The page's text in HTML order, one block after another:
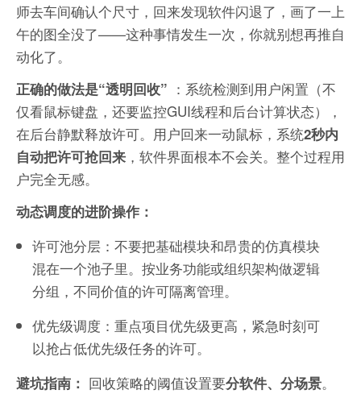
师去车间确认个尺寸，回来发现软件闪退了，画了一上
午的图全没了——这种事情发生一次，你就别想再推自
动化了。
正确的做法是“透明回收” ：系统检测到用户闲置（不
仅看鼠标键盘，还要监控GUI线程和后台计算状态），
在后台静默释放许可。用户回来一动鼠标，系统2秒内
自动把许可抢回来 ，软件界面根本不会关。整个过程用
户完全无感。
动态调度的进阶操作：
许可池分层：不要把基础模块和昂贵的仿真模块
混在一个池子里。按业务功能或组织架构做逻辑
分组，不同价值的许可隔离管理。
优先级调度：重点项目优先级更高，紧急时刻可
以抢占低优先级任务的许可。
避坑指南： 回收策略的阈值设置要分软件、分场景。